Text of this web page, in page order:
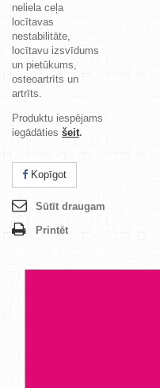
neliela ceļa
locītavas
nestabilitāte,
locītavu izsvīdums
un pietūkums,
osteoartrīts un
artrīts.
Produktu iespējams
iegādāties šeit.
Kopīgot
Sūtīt draugam
Printēt